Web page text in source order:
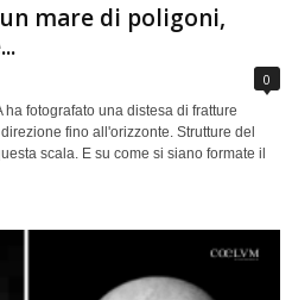
mare di poligoni,
0
fotografato una distesa di fratture
fino all'orizzonte. Strutture del
scala. E su come si siano formate il